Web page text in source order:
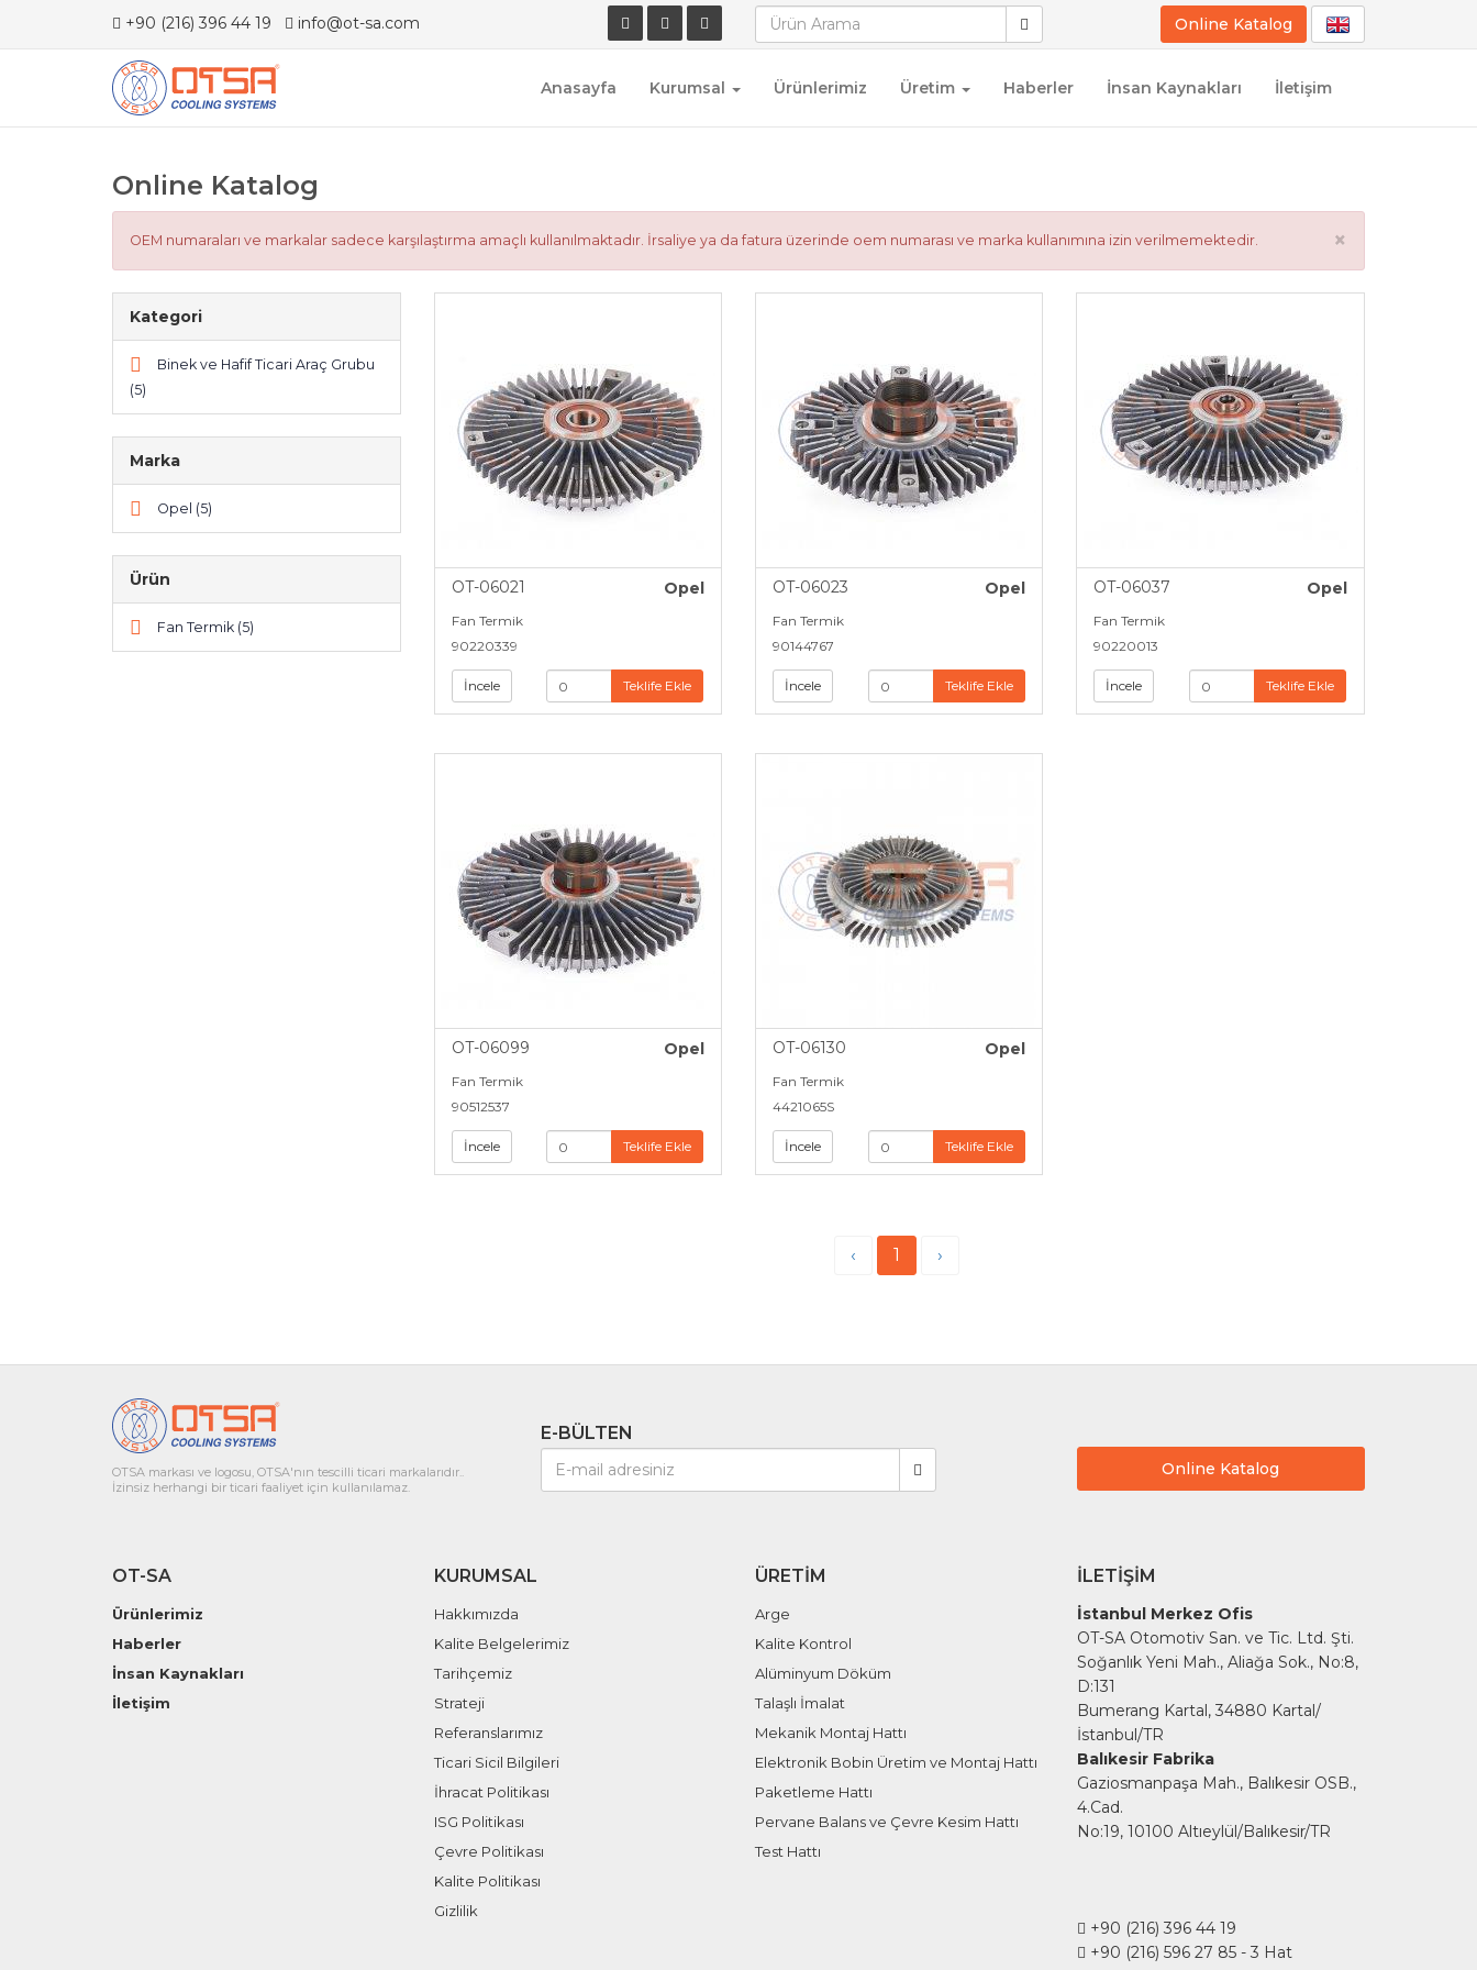
+90 (216) 396 44 19 info@ot-sa.com Online Katalog
Anasayfa Kurumsal Ürünlerimiz Üretim Haberler İnsan Kaynakları İletişim
Online Katalog
×
OEM numaraları ve markalar sadece karşılaştırma amaçlı kullanılmaktadır. İrsaliye ya da fatura üzerinde oem numarası ve marka kullanımına izin verilmemektedir.
Kategori
Binek ve Hafif Ticari Araç Grubu
(5)
Marka
Opel (5)
Ürün
Fan Termik (5)
OT-06021 Opel
Fan Termik
90220339
İncele Teklife Ekle
OT-06023 Opel
Fan Termik
90144767
İncele Teklife Ekle
OT-06037 Opel
Fan Termik
90220013
İncele Teklife Ekle
OT-06099 Opel
Fan Termik
90512537
İncele Teklife Ekle
OT-06130 Opel
Fan Termik
4421065S
İncele Teklife Ekle
‹ 1 ›
OTSA markası ve logosu, OTSA'nın tescilli ticari markalarıdır..
İzinsiz herhangi bir ticari faaliyet için kullanılamaz.
E-BÜLTEN
Online Katalog
OT-SA
Ürünlerimiz
Haberler
İnsan Kaynakları
İletişim
KURUMSAL
Hakkımızda
Kalite Belgelerimiz
Tarihçemiz
Strateji
Referanslarımız
Ticari Sicil Bilgileri
İhracat Politikası
ISG Politikası
Çevre Politikası
Kalite Politikası
Gizlilik
ÜRETIM
Arge
Kalite Kontrol
Alüminyum Döküm
Talaşlı İmalat
Mekanik Montaj Hattı
Elektronik Bobin Üretim ve Montaj Hattı
Paketleme Hattı
Pervane Balans ve Çevre Kesim Hattı
Test Hattı
İLETIŞIM
İstanbul Merkez Ofis
OT-SA Otomotiv San. ve Tic. Ltd. Şti.
Soğanlık Yeni Mah., Aliağa Sok., No:8,
D:131
Bumerang Kartal, 34880 Kartal/
İstanbul/TR
Balıkesir Fabrika
Gaziosmanpaşa Mah., Balıkesir OSB.,
4.Cad.
No:19, 10100 Altıeylül/Balıkesir/TR
+90 (216) 396 44 19
+90 (216) 596 27 85- 3 Hat